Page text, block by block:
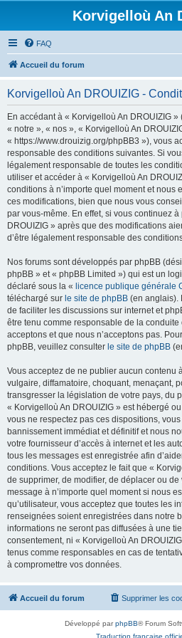
Korvigelloù An
FAQ
Accueil du forum
Korvigelloù An DROUIZIG -
En accédant à « Korvigelloù An DROUIZIG
« notre », « nos », « Korvigelloù An
« https://www.drouizig.org/phpBB3 »), vous
responsable des conditions suivantes. Si
légalement responsable de toutes les
utiliser et accéder à « Korvigelloù An
conditions à n’importe quel moment et nous
ces modifications, bien que nous vous
par vous-même. En effet, si vous continuez
DROUIZIG » après que des modifications
d’être légalement responsable des
Nos forums sont développés par phpBB
phpBB » et « phpBB Limited ») qui est un
déclaré sous la « licence publique générale
téléchargé sur le site de phpBB (en anglais).
de faciliter les discussions sur internet et
être tenu comme responsable de la
acceptons et que nous n’acceptons pas.
phpBB, veuillez consulter le site de phpBB
Vous acceptez de ne publier aucun contenu
vulgaire, diffamatoire, choquant, menaçant,
transgresser la législation de votre pays, du
« Korvigelloù An DROUIZIG » est hébergé
vous ne respectez pas ces dispositions,
bannissement immédiat et définitif et nous
votre fournisseur d’accès à internet et les
tous les messages est enregistrée afin
conditions. Vous acceptez le fait que «
de supprimer, de modifier, de déplacer ou
message à n’importe quel moment si nous
qu’utilisateur, vous acceptez que toutes les
renseignées soient enregistrées dans notre
informations ne seront pas diffusées à une
consentement, ni « Korvigelloù An
tenus comme responsables en cas de
à compromettre vos données.
Accueil du forum Supprimer les
Développé parphpBB® Forum
Traduction française